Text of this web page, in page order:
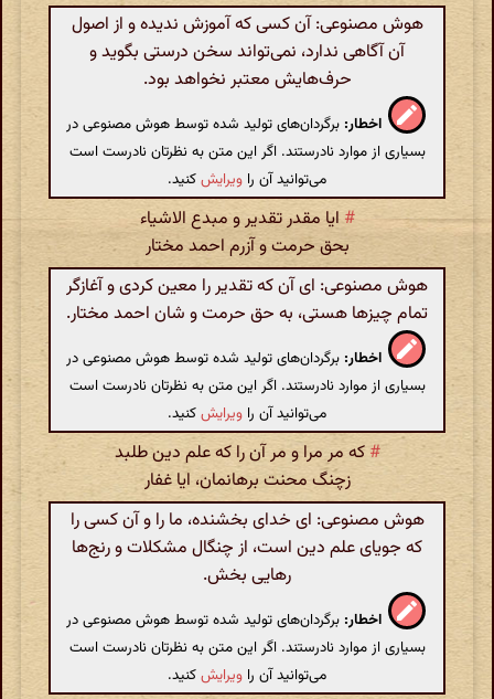
هوش مصنوعی: آن کسی که آموزش ندیده و از اصول
آن آگاهی ندارد، نمی‌تواند سخن درستی بگوید و
حرف‌هایش معتبر نخواهد بود.
اخطار: برگردان‌های تولید شده توسط هوش مصنوعی در
بسیاری از موارد نادرستند. اگر این متن به نظرتان نادرست است
می‌توانید آن را ویرایشکنید.
#ایا مقدر تقدیر و مبدع الاشیاء
بحق حرمت و آزرم احمد مختار
هوش مصنوعی: ای آن که تقدیر را معین کردی و آغازگر
تمام چیزها هستی، به حق حرمت و شان احمد مختار.
اخطار: برگردان‌های تولید شده توسط هوش مصنوعی در
بسیاری از موارد نادرستند. اگر این متن به نظرتان نادرست است
می‌توانید آن را ویرایشکنید.
# که مر مرا و مر آن را که علم دین طلبد
زچنگ محنت برهانمان، ایا غفار
هوش مصنوعی: ای خدای بخشنده، ما را و آن کسی را
که جویای علم دین است، از چنگال مشکلات و رنج‌ها
رهایی بخش.
اخطار: برگردان‌های تولید شده توسط هوش مصنوعی در
بسیاری از موارد نادرستند. اگر این متن به نظرتان نادرست است
می‌توانید آن را ویرایشکنید.